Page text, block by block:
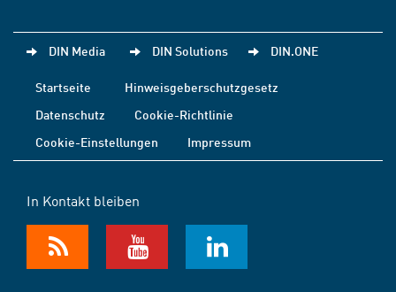
DIN Media DIN Solutions DIN.ONE
Startseite
Hinweisgeberschutzgesetz
Datenschutz
Cookie-Richtlinie
Cookie-Einstellungen
Impressum
In Kontakt bleiben